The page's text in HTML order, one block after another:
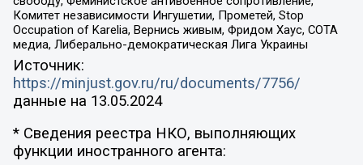
Комитет независимости Ингушетии, Прометей, Stop
Occupation of Karelia, Вернись живым, Фридом Хаус, СОТА
медиа, Либерально-демократическая Лига Украины
Источник:
https://minjust.gov.ru/ru/documents/7756/
данные на 13.05.2024
* Сведения реестра НКО, выполняющих
функции иностранного агента: